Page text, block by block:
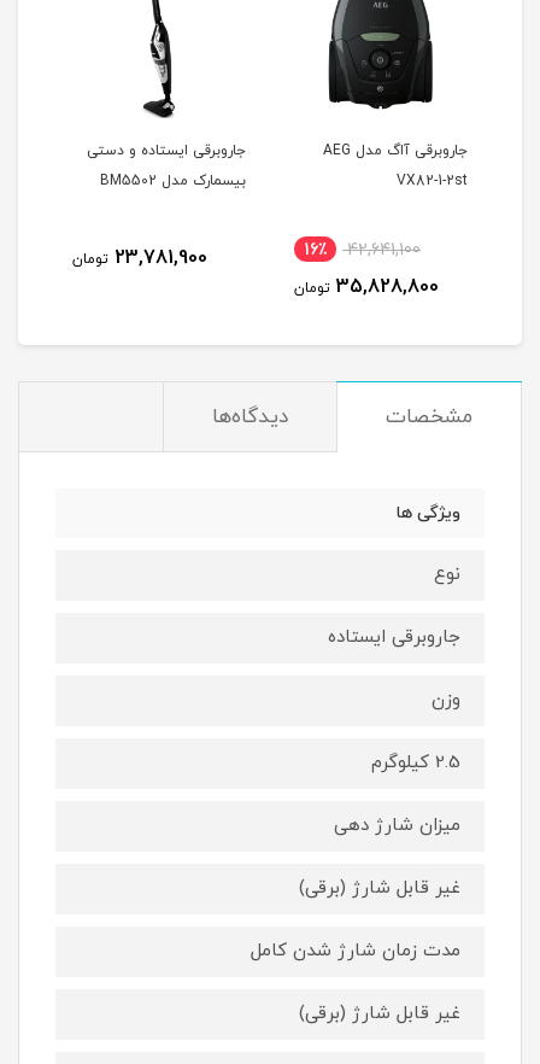
جاروبرقی آاگ مدل AEG
VX82-1-2st
42,641,100 16٪
35,828,800 تومان
جاروبرقی ایستاده و دستی
بیسمارک مدل BM5502
23,781,900 تومان
مشخصات دیدگاه‌ها
ویژگی ها
نوع
جاروبرقی ایستاده
وزن
2.5 کیلوگرم
میزان شارژ دهی
غیر قابل شارژ (برقی)
مدت زمان شارژ شدن کامل
غیر قابل شارژ (برقی)